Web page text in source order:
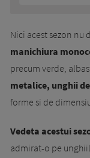
Nici acest sezon
manichiura
precum verde,
metalice, unghii
forme si de
Vedeta acestui
admirat-o pe